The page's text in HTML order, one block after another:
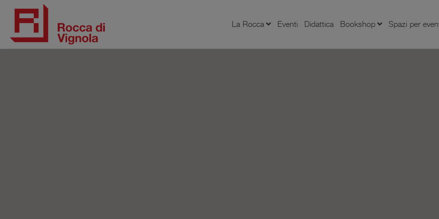
La Rocca Eventi Didattica Bookshop Spazi per